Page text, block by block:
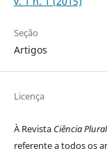
Seção
Artigos
Licença
À Revista Ciência Plural
referente a todos os